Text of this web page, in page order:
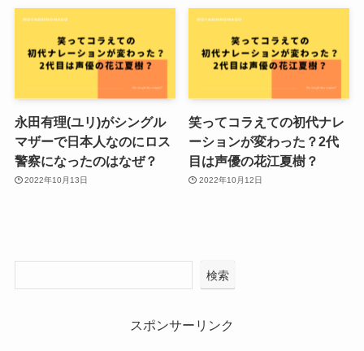
永田有理(ユリ)がシングル
マザーで日本人なのにロス
警察になったのはなぜ？
2022年10月13日
笑ってコラえての初代ナレ
ーションが変わった？2代
目は声優の花江夏樹？
2022年10月12日
検索
スポンサーリンク